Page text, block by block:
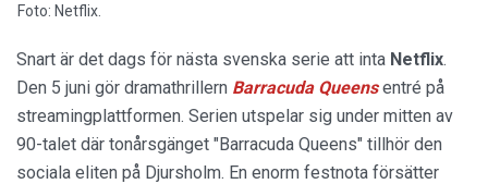
Foto: Netflix.
Snart är det dags för nästa svenska serie att inta Netflix.
Den 5 juni gör dramathrillern Barracuda Queensentré på
streamingplattformen. Serien utspelar sig under mitten av
90-talet där tonårsgänget "Barracuda Queens" tillhör den
sociala eliten på Djursholm. En enorm festnota försätter